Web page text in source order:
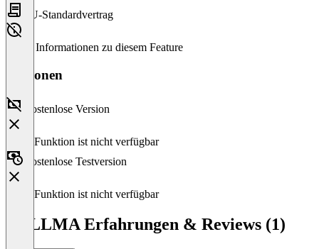
EU-Standardvertrag
Keine Informationen zu diesem Feature
Versionen
Kostenlose Version
Diese Funktion ist nicht verfügbar
Kostenlose Testversion
Diese Funktion ist nicht verfügbar
WILLMA Erfahrungen & Reviews (1)